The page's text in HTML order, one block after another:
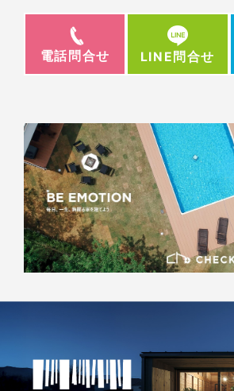
電話問合せ LINE問合せ